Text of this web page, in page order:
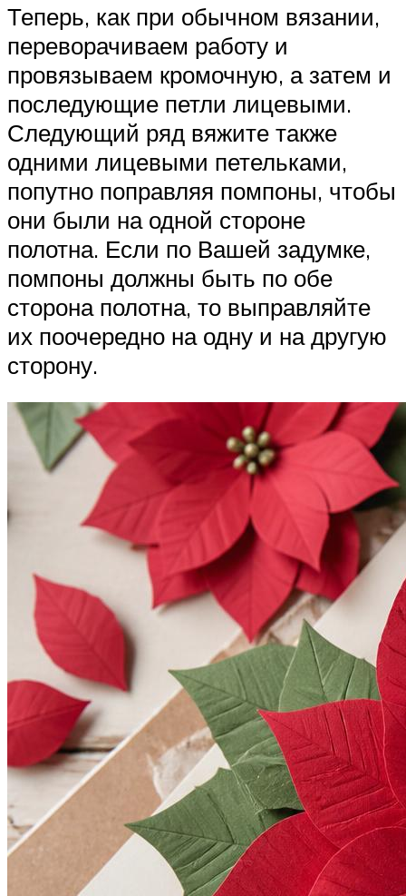
Теперь, как при обычном вязании,
переворачиваем работу и
провязываем кромочную, а затем и
последующие петли лицевыми.
Следующий ряд вяжите также
одними лицевыми петельками,
попутно поправляя помпоны, чтобы
они были на одной стороне
полотна. Если по Вашей задумке,
помпоны должны быть по обе
сторона полотна, то выправляйте
их поочередно на одну и на другую
сторону.